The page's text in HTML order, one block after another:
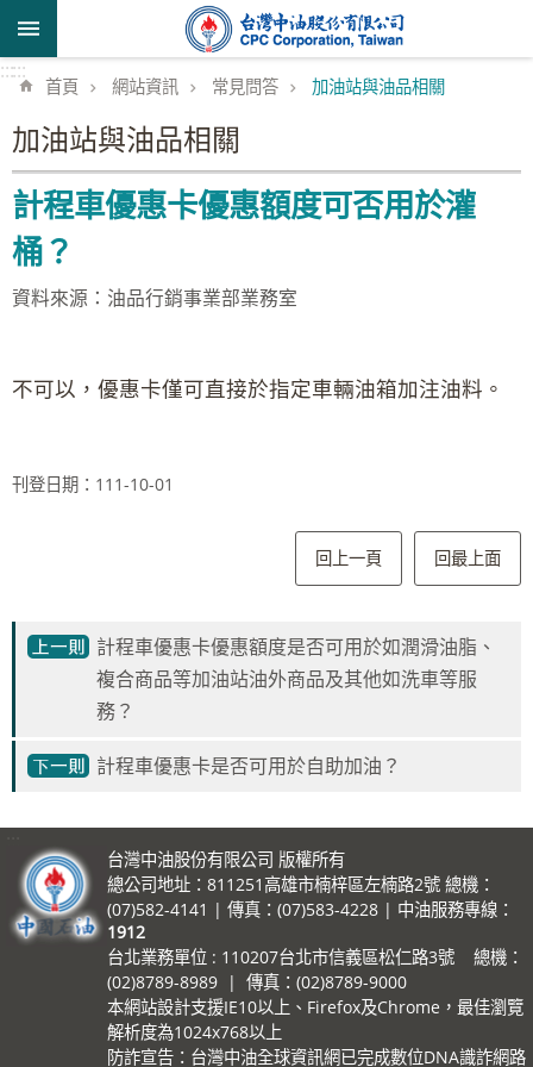
跳到主要內容區塊
::::::
首頁 網站資訊 常見問答 加油站與油品相關
加油站與油品相關
計程車優惠卡優惠額度可否用於灌
桶？
資料來源：油品行銷事業部業務室
不可以，優惠卡僅可直接於指定車輛油箱加注油料。
刊登日期：111-10-01
回上一頁 回最上面
計程車優惠卡優惠額度是否可用於如潤滑油脂、
複合商品等加油站油外商品及其他如洗車等服
務？
計程車優惠卡是否可用於自助加油？
台灣中油股份有限公司 版權所有
總公司地址：811251高雄市楠梓區左楠路2號 總機：
(07)582-4141 | 傳真：(07)583-4228 | 中油服務專線：
1912
台北業務單位 : 110207台北市信義區松仁路3號 總機：
(02)8789-8989 | 傳真：(02)8789-9000
本網站設計支援IE10以上、Firefox及Chrome，最佳瀏覽
解析度為1024x768以上
防詐宣告：台灣中油全球資訊網已完成數位DNA識詐網路